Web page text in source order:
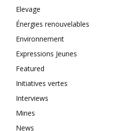
Elevage
Énergies renouvelables
Environnement
Expressions Jeunes
Featured
Initiatives vertes
Interviews
Mines
News